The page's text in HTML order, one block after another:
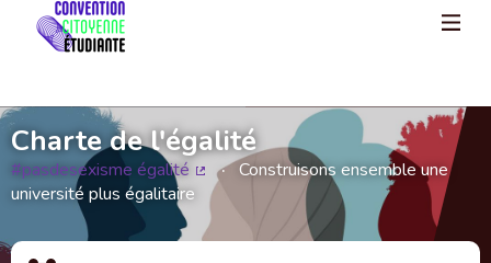
Charte de l'égalité
#pasdesexisme égalité
(Lien externe)
Construisons ensemble une
université plus égalitaire